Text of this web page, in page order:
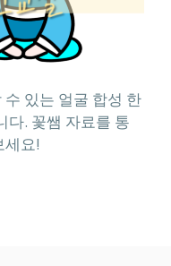
있는 얼굴 합성 한
다. 꽃쌤 자료를 통
세요!